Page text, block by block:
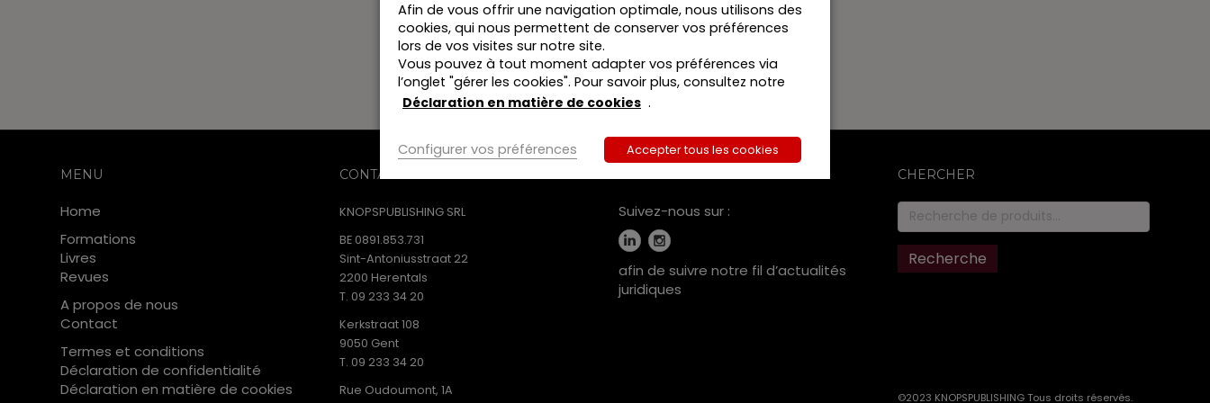
de
2
formations
:
L'incidence
du
Livre
Code
sur
la
pratique
notariale
•
1
Les
Commander
MENU
Home
Formations
Livres
Revues
A propos de nous
Contact
Termes et conditions
Déclaration de confidentialité
Déclaration en matière de cookies
CONTACT
KNOPSPUBLISHING SRL
BE 0891.853.731
Sint-Antoniusstraat 22
2200 Herentals
T. 09 233 34 20
Kerkstraat 108
9050 Gent
T. 09 233 34 20
Rue Oudoumont, 1A
Suivez-nous sur :
afin de suivre notre fil d’actualités
juridiques
CHERCHER
Recherche
pour :
Recherche
©2023 KNOPSPUBLISHING Tous droits réservés.
Afin de vous offrir une navigation optimale, nous utilisons des
cookies, qui nous permettent de conserver vos préférences
lors de vos visites sur notre site.
Vous pouvez à tout moment adapter vos préférences via
l’onglet "gérer les cookies". Pour savoir plus, consultez notre
Déclaration en matière de cookies .
Configurer vos préférences Accepter tous les cookies